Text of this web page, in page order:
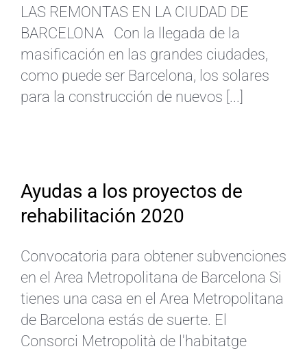
LAS REMONTAS EN LA CIUDAD DE
BARCELONA Con la llegada de la
masificación en las grandes ciudades,
como puede ser Barcelona, los solares
para la construcción de nuevos [...]
Ayudas a los proyectos de
rehabilitación 2020
Convocatoria para obtener subvenciones
en el Area Metropolitana de Barcelona Si
tienes una casa en el Area Metropolitana
de Barcelona estás de suerte. El
Consorci Metropolità de l'habitatge